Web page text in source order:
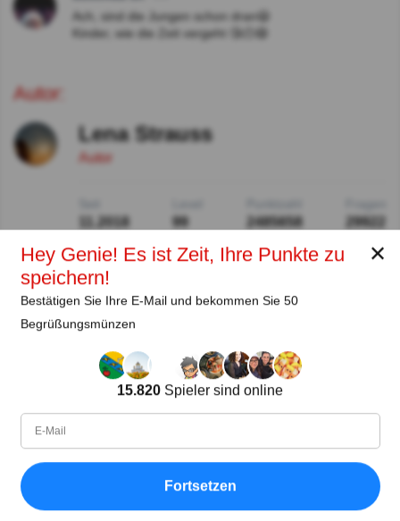
Ach, sind die Jungen schon dran😃
Kinder, wie die Zeit vergeht 😘🫠😄
Autor:
Lena Strauss
Autor
11.2018 99 2485658 29922
✕
Hey Genie! Es ist Zeit, Ihre Punkte zu
speichern!
Bestätigen Sie Ihre E-Mail und bekommen Sie 50
Begrüßungsmünzen
15.820 Spieler sind online
Fortsetzen